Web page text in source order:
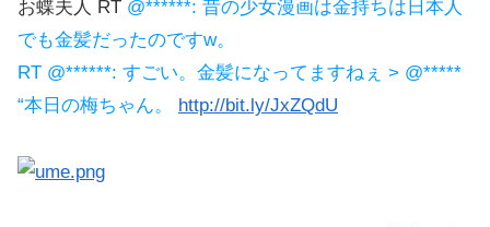
お蝶夫人 RT @******: 昔の少女漫画は金持ちは日本人
でも金髪だったのですw。
RT @******: すごい。金髪になってますねぇ > @*****
“本日の梅ちゃん。
http://bit.ly/JxZQdU